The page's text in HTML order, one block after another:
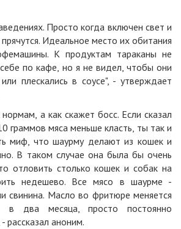
Просто когда включен свет и
Идеальное место их обитания
К продуктам тараканы не
по кафе, но я не видел, чтобы они
плескались в соусе", - утверждает
а как скажет босс. Если сказал
граммов мяса меньше класть, ты так и
миф, что шаурму делают из кошек и
В таком случае она была бы очень
отловить столько кошек и собак на
недешево. Все мясо в шаурме -
свинина. Масло во фритюре меняется
в два месяца, просто постоянно
рассказал аноним.